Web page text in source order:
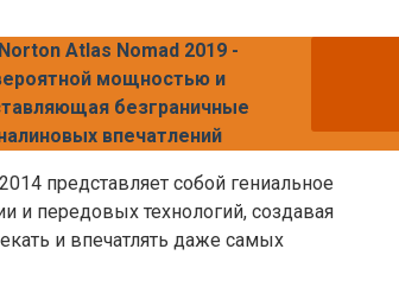
Atlas Nomad 2019 -
мощностью и
безграничные
впечатлений
представляет собой гениальное
и передовых технологий, создавая
и впечатлять даже самых